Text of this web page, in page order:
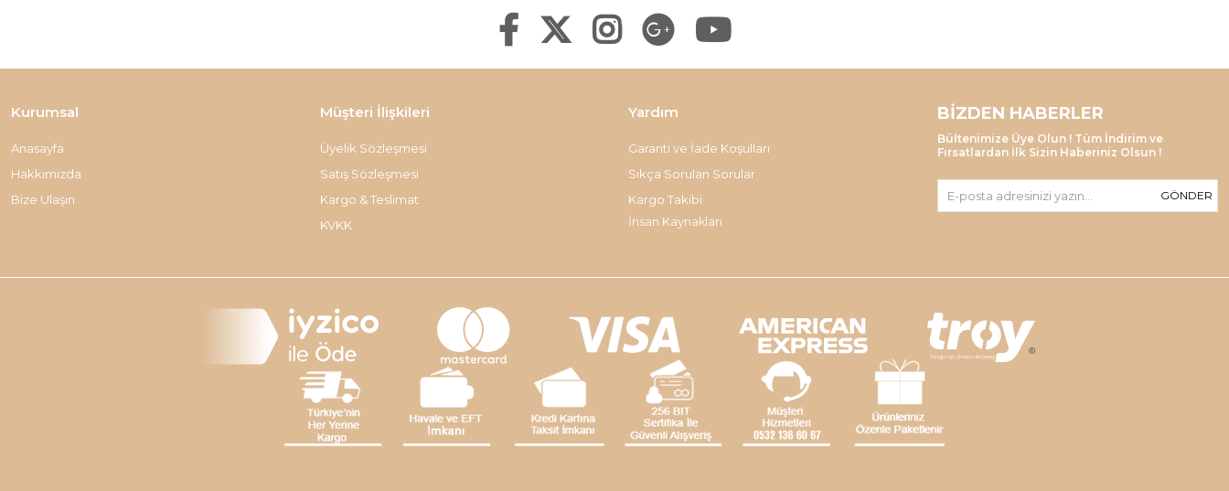
Kurumsal
Anasayfa
Hakkımızda
Bize Ulaşın
Müşteri İlişkileri
Üyelik Sözleşmesi
Satış Sözleşmesi
Kargo & Teslimat
KVKK
Yardım
Garanti ve İade Koşulları
Sıkça Sorulan Sorular
Kargo Takibi
İnsan Kaynakları
BIZDEN HABERLER
Bültenimize Üye Olun ! Tüm İndirim ve
Fırsatlardan İlk Sizin Haberiniz Olsun !
GÖNDER